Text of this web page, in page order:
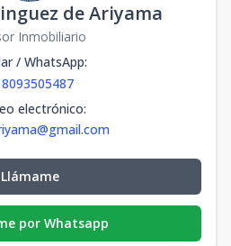
de Ariyama
Inmobiliario
/ WhatsApp:
electrónico:
Llámame
por Whatsapp